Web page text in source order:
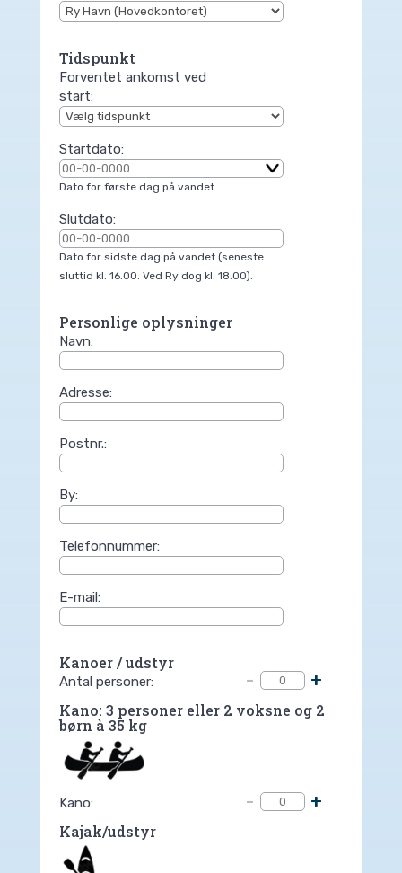
Tidspunkt
Forventet ankomst ved
start:
Startdato:
Dato for første dag på vandet.
Slutdato:
Dato for sidste dag på vandet (seneste
sluttid kl. 16.00. Ved Ry dog kl. 18.00).
Personlige oplysninger
Navn:
Adresse:
Postnr.:
By:
Telefonnummer:
E-mail:
Kanoer / udstyr
Antal personer: - +
Kano: 3 personer eller 2 voksne og 2
børn à 35 kg
Kano: - +
Kajak/udstyr